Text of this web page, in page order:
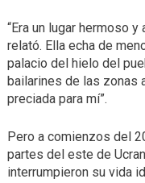
“Era un lugar hermoso
relató. Ella echa de
palacio del hielo del
bailarines de las zonas
preciada para mí”.
Pero a comienzos del
partes del este de
interrumpieron su vida